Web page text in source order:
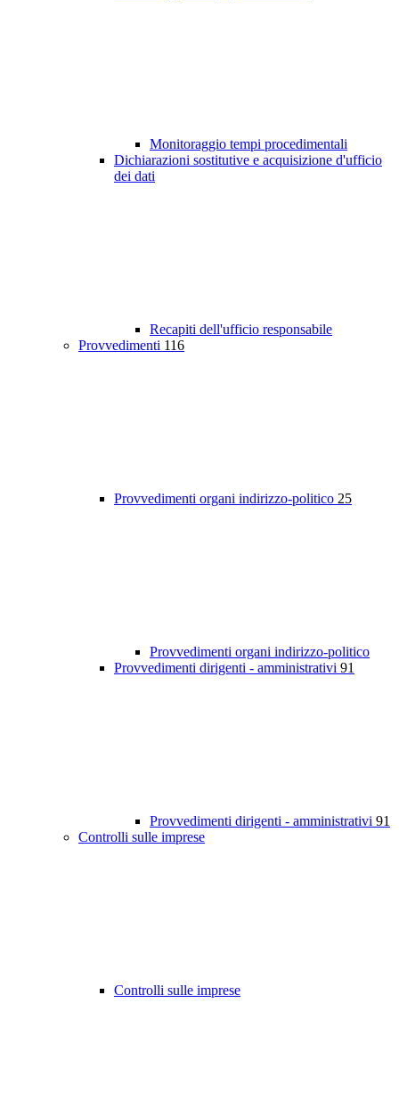
Monitoraggio tempi procedimentali
Dichiarazioni sostitutive e acquisizione d'ufficio
dei dati
Recapiti dell'ufficio responsabile
Provvedimenti 116
Provvedimenti organi indirizzo-politico 25
Provvedimenti organi indirizzo-politico
Provvedimenti dirigenti - amministrativi 91
Provvedimenti dirigenti - amministrativi 91
Controlli sulle imprese
Controlli sulle imprese